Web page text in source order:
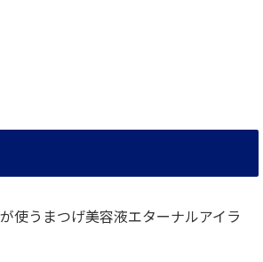
使うまつげ美容液エターナルアイラ